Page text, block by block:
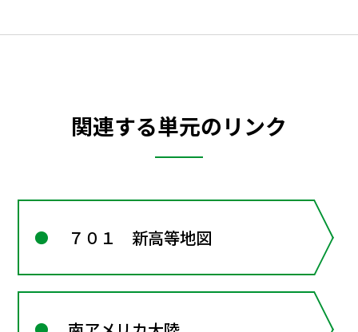
関連する単元のリンク
７０１ 新高等地図